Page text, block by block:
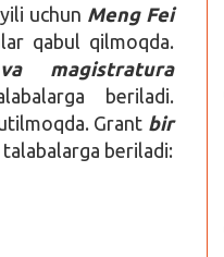
uchun Meng Fei
qabul qilmoqda.
magistratura
beriladi.
Grant bir
beriladi: